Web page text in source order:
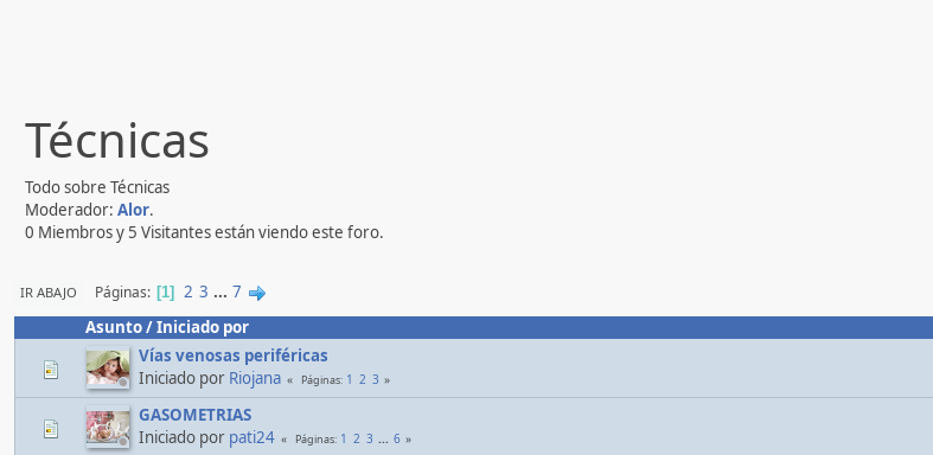
Técnicas
Todo sobre Técnicas
Moderador: Alor.
0 Miembros y 5 Visitantes están viendo este foro.
IR ABAJO Páginas 1 2 3 ... 7
Asunto/Iniciado por
Vías venosas periféricas
Iniciado por Riojana Páginas 1 2 3
GASOMETRIAS
Iniciado por pati24 Páginas 1 2 3 ... 6